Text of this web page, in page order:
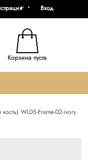
Вход
Корзина пуста
WL05-Frame-02-ivory